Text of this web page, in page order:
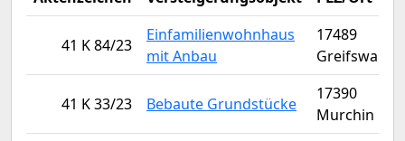
41 K 84/23
Einfamilienwohnhaus
mit Anbau
17489
Greifswald
41 K 33/23 Bebaute Grundstücke
17390
Murchin